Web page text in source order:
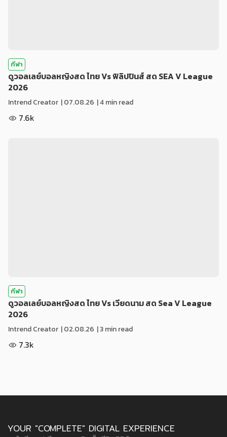
กีฬา
ดูวอลเลย์บอลหญิงสด ไทย Vs ฟิลิปปินส์ สด SEA V League
2026
Intrend Creator |07.08.26 | 4 min read
7.6k
กีฬา
ดูวอลเลย์บอลหญิงสด ไทย Vs เวียดนาม สด Sea V League
2026
Intrend Creator |02.08.26 | 3 min read
7.3k
YOUR "COMPLETE" DIGITAL EXPERIENCE